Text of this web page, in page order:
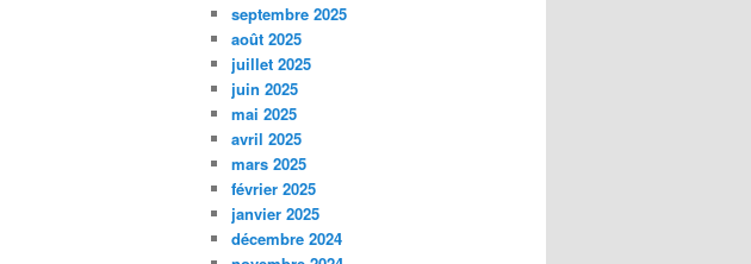
septembre 2025
août 2025
juillet 2025
juin 2025
mai 2025
avril 2025
mars 2025
février 2025
janvier 2025
décembre 2024